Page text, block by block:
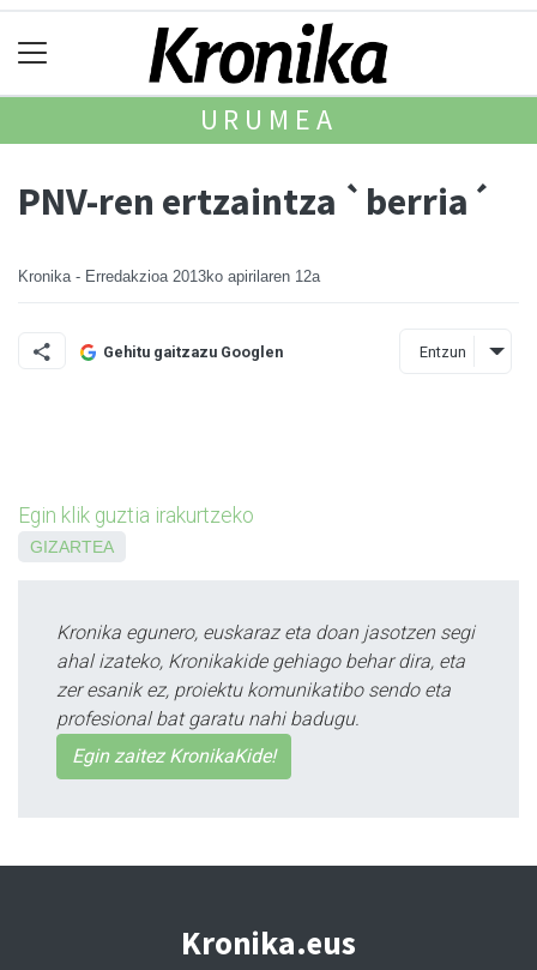
URUMEA
PNV-ren ertzaintza `berria´
Kronika - Erredakzioa 2013ko apirilaren 12a
Gehitu gaitzazu Googlen Entzun
Egin klik guztia irakurtzeko
GIZARTEA
Kronika egunero, euskaraz eta doan jasotzen segi
ahal izateko, Kronikakide gehiago behar dira, eta
zer esanik ez, proiektu komunikatibo sendo eta
profesional bat garatu nahi badugu.
Egin zaitez KronikaKide!
Kronika.eus